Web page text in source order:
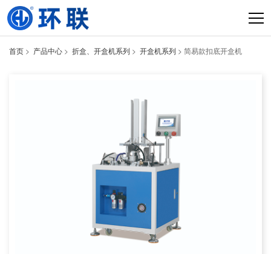
首页 > 产品中心 > 折盒、开盒机系列 > 开盒机系列 > 简易款扣底开盒机